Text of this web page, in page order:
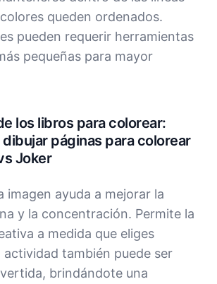
queden ordenados.
pueden requerir herramientas
pequeñas para mayor
los libros para colorear:
páginas para colorear
Joker
imagen ayuda a mejorar la
y la concentración. Permite la
a medida que eliges
actividad también puede ser
brindándote una